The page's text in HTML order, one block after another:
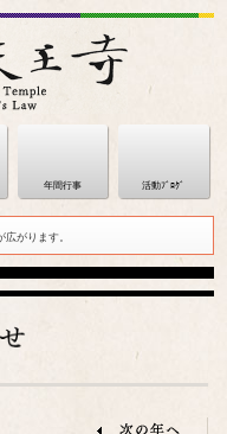
年間行事 活動ﾌﾞﾛｸﾞ
がります。